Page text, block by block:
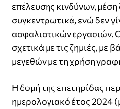
επέλευσης κινδύνων,
συγκεντρωτικά, ενώ δεν
ασφαλιστικών εργασιών.
σχετικά με τις ζημιές,
μεγεθών με τη χρήση
Η δομή της επετηρίδας
ημερολογιακό έτος 2024